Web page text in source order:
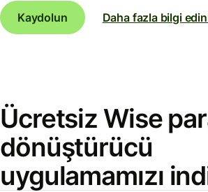
Kaydolun
Daha fazla bilgi
Ücretsiz Wise
dönüştürücü
uygulamamızı